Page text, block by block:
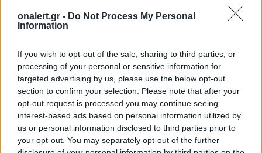
onalert.gr - Do Not Process My Personal
Information
If you wish to opt-out of the sale, sharing to third parties, or
processing of your personal or sensitive information for
targeted advertising by us, please use the below opt-out
section to confirm your selection. Please note that after your
opt-out request is processed you may continue seeing
interest-based ads based on personal information utilized by
us or personal information disclosed to third parties prior to
your opt-out. You may separately opt-out of the further
μοντέλο